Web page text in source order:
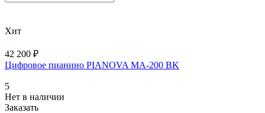
Хит
42 200 ₽
Цифровое пианино PIANOVA MA-200 BK
5
Нет в наличии
Заказать